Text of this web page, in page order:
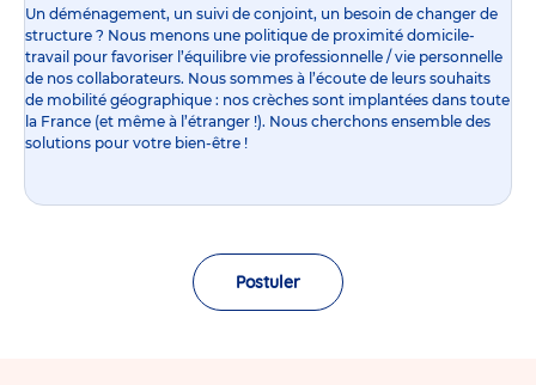
Un déménagement, un suivi de conjoint, un besoin de changer de
structure ? Nous menons une politique de proximité domicile-
travail pour favoriser l’équilibre vie professionnelle / vie personnelle
de nos collaborateurs. Nous sommes à l’écoute de leurs souhaits
de mobilité géographique : nos crèches sont implantées dans toute
la France (et même à l’étranger !). Nous cherchons ensemble des
solutions pour votre bien-être !
Postuler